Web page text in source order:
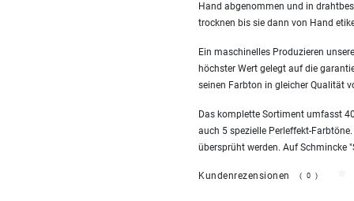
Hand abgenommen und in
trocknen bis sie dann von Hand
Ein maschinelles Produzieren
höchster Wert gelegt auf die
seinen Farbton in gleicher Qualität
Das komplette Sortiment umfasst
auch 5 spezielle Perleffekt-
übersprüht werden. Auf Schmincke
Kundenrezensionen (0)